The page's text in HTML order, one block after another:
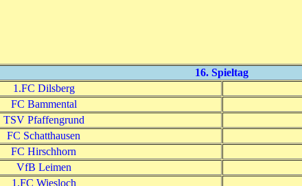
16. Spieltag
1.FC Dilsberg
FC Bammental
TSV Pfaffengrund
FC Schatthausen
FC Hirschhorn
VfB Leimen
1.FC Wiesloch